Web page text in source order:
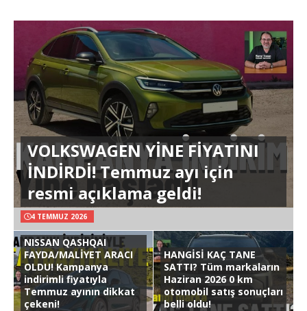
VOLKSWAGEN YİNE FİYATINI
İNDİRDİ! Temmuz ayı için
resmi açıklama geldi!
4 TEMMUZ 2026
NISSAN QASHQAI
FAYDA/MALİYET ARACI
OLDU! Kampanya
indirimli fiyatıyla
Temmuz ayının dikkat
çekeni!
HANGİSİ KAÇ TANE
SATTI? Tüm markaların
Haziran 2026 0 km
otomobil satış sonuçları
belli oldu!